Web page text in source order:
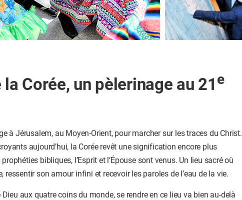
Corée, un pèlerinage au 21 e
à Jérusalem, au Moyen-Orient, pour marcher sur les traces du Christ.
aujourd’hui, la Corée revêt une signification encore plus
bibliques, l’Esprit et l’Épouse sont venus. Un lieu sacré où
ressentir son amour infini et recevoir les paroles de l’eau de la vie.
Dieu aux quatre coins du monde, se rendre en ce lieu va bien au-delà